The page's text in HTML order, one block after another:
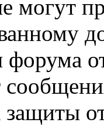
могут
форума
защиты